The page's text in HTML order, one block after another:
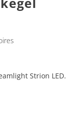
Strion LED.